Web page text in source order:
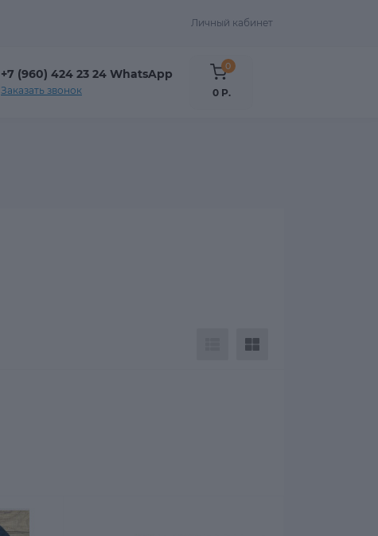
Личный кабинет
+7 (960) 424 23 24 WhatsApp
Заказать звонок
0
0 Р.